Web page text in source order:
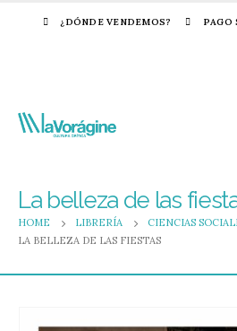
¿DÓNDE VENDEMOS? PAGO
La belleza de las
HOME LIBRERÍA CIENCIAS
LA BELLEZA DE LAS FIESTAS